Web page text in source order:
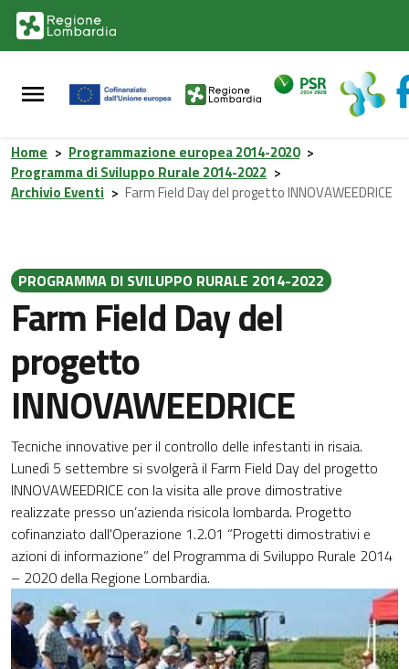
Vai al contenuto principale
Vai al footer
Home > Programmazione europea 2014-2020 >
Programma di Sviluppo Rurale 2014-2022 >
Archivio Eventi > Farm Field Day del progetto INNOVAWEEDRICE
PROGRAMMA DI SVILUPPO RURALE 2014-2022
Farm Field Day del
progetto
INNOVAWEEDRICE
Tecniche innovative per il controllo delle infestanti in risaia.
Lunedì 5 settembre si svolgerà il Farm Field Day del progetto
INNOVAWEEDRICE con la visita alle prove dimostrative
realizzate presso un’azienda risicola lombarda. Progetto
cofinanziato dall'Operazione 1.2.01 “Progetti dimostrativi e
azioni di informazione” del Programma di Sviluppo Rurale 2014
– 2020 della Regione Lombardia.